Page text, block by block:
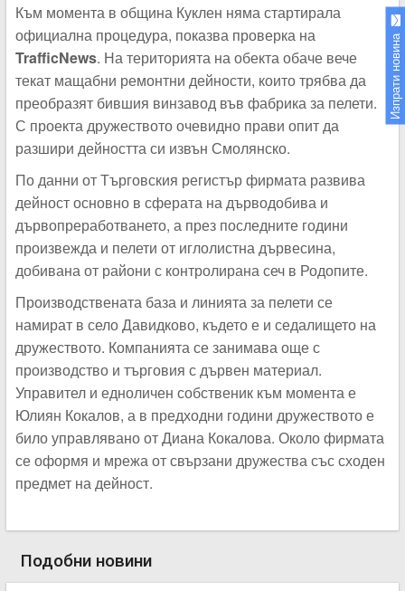
Към момента в община Куклен няма стартирала
официална процедура, показва проверка на
TrafficNews. На територията на обекта обаче вече
текат мащабни ремонтни дейности, които трябва да
преобразят бившия винзавод във фабрика за пелети.
С проекта дружеството очевидно прави опит да
разшири дейността си извън Смолянско.
По данни от Търговския регистър фирмата развива
дейност основно в сферата на дърводобива и
дървопреработването, а през последните години
произвежда и пелети от иглолистна дървесина,
добивана от райони с контролирана сеч в Родопите.
Производствената база и линията за пелети се
намират в село Давидково, където е и седалището на
дружеството. Компанията се занимава още с
производство и търговия с дървен материал.
Управител и едноличен собственик към момента е
Юлиян Кокалов, а в предходни години дружеството е
било управлявано от Диана Кокалова. Около фирмата
се оформя и мрежа от свързани дружества със сходен
предмет на дейност.
Подобни новини
Изпрати новина